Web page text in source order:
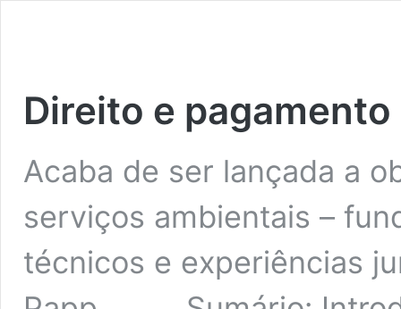
Direito e
Acaba de ser lançada a
serviços ambientais –
técnicos e experiências